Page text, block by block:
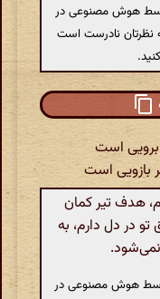
هوش مصنوعی در
نظرتان نادرست است
است
بازویی است
هدف تیر کمان
در دل دارم، به
هوش مصنوعی در